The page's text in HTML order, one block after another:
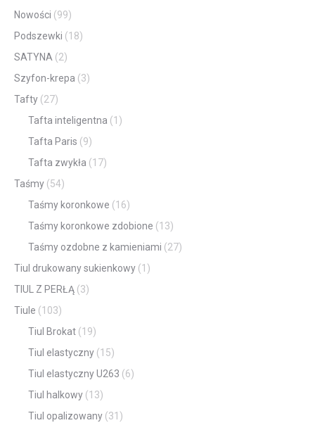
Nowości (99)
Podszewki (18)
SATYNA (2)
Szyfon-krepa (3)
Tafty (27)
Tafta inteligentna (1)
Tafta Paris (9)
Tafta zwykła (17)
Taśmy (54)
Taśmy koronkowe (16)
Taśmy koronkowe zdobione (13)
Taśmy ozdobne z kamieniami (27)
Tiul drukowany sukienkowy (1)
TIUL Z PERŁĄ (3)
Tiule (103)
Tiul Brokat (19)
Tiul elastyczny (15)
Tiul elastyczny U263 (6)
Tiul halkowy (13)
Tiul opalizowany (31)